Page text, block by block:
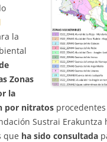
la
Zonas
la
por nitratos
Sustrai Erakuntza
que ha sido consultada